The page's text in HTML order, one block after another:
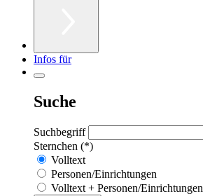
Infos für
Suche
Suchbegriff
Sternchen (*)
Volltext
Personen/Einrichtungen
Volltext + Personen/Einrichtungen